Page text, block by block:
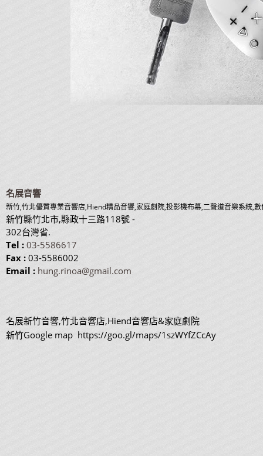
名展音響
新竹,竹北優質專業音響店,Hiend精品音響,家庭劇院,投影機布幕,二聲道音樂系統,
新竹縣竹北市,縣政十三路118號 -
302台灣省.
Tel : 03-5586617
Fax : 03-5586002
Email : hung.rinoa@gmail.com
名展新竹音響,竹北音響店,Hiend音響店&家庭劇院
新竹Google map https://goo.gl/maps/1szWYfZCcAy